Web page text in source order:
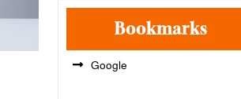
Bookmarks
Google